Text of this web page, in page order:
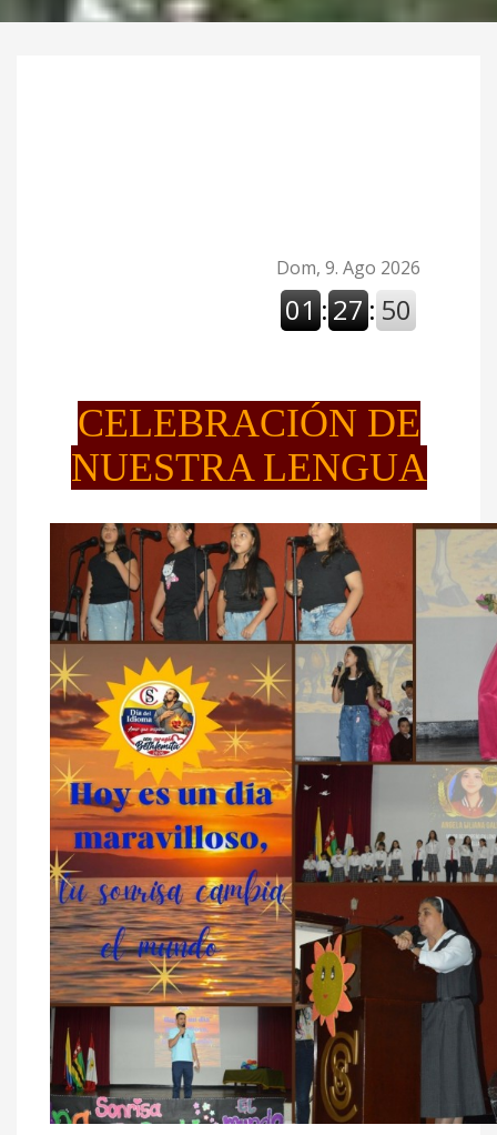
CELEBRACIÓN DE
NUESTRA LENGUA